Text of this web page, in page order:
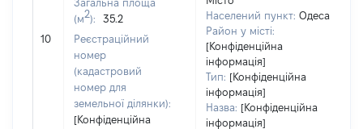
10
Загальна площа
(м2):
35.2
Реєстраційний
номер
(кадастровий
номер для
земельної ділянки):
[Конфіденційна
Населений пункт: Одеса
Район у місті:
[Конфіденційна
інформація]
Тип: [Конфіденційна
інформація]
Назва: [Конфіденційна
інформація]